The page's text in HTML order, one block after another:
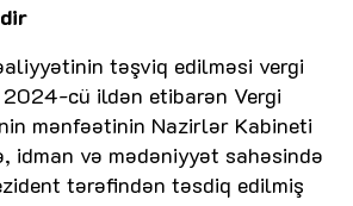
təşviq edilməsi vergi
cü ildən etibarən Vergi
mənfəətinin Nazirlər Kabineti
idman və mədəniyyət sahəsində
tərəfindən təsdiq edilmiş